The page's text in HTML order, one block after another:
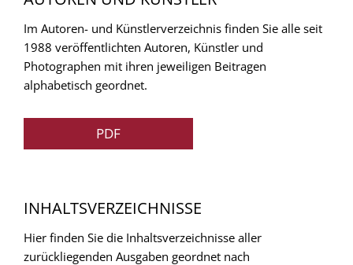
Im Autoren- und Künstlerverzeichnis finden Sie alle seit
1988 veröffentlichten Autoren, Künstler und
Photographen mit ihren jeweiligen Beitragen
alphabetisch geordnet.
PDF
INHALTSVERZEICHNISSE
Hier finden Sie die Inhaltsverzeichnisse aller
zurückliegenden Ausgaben geordnet nach